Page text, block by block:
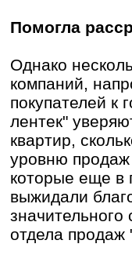
Помогла
Однако
компаний,
покупателей
лентек"
квартир,
уровню продаж
которые еще в
выжидали
отдела